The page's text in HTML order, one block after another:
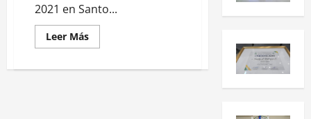
2021 en Santo...
Leer Más